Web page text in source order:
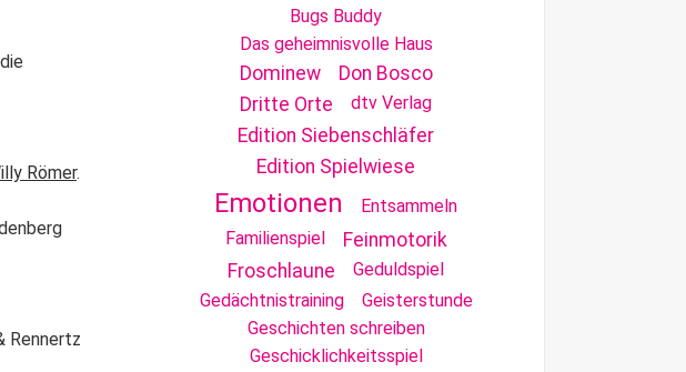
Römer.
Rennertz
Bugs Buddy
Das geheimnisvolle Haus
Dominew
Don Bosco
Dritte Orte
dtv Verlag
Edition Siebenschläfer
Edition Spielwiese
Emotionen
Entsammeln
Familienspiel
Feinmotorik
Froschlaune
Geduldspiel
Gedächtnistraining
Geisterstunde
Geschichten schreiben
Geschicklichkeitsspiel